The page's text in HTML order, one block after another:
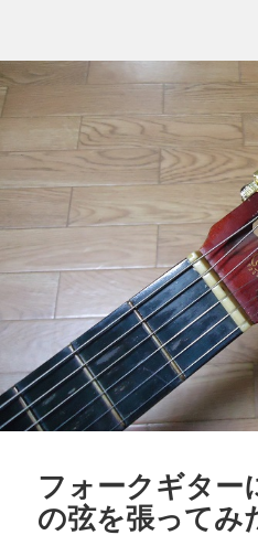
フォークギター
の弦を張ってみ